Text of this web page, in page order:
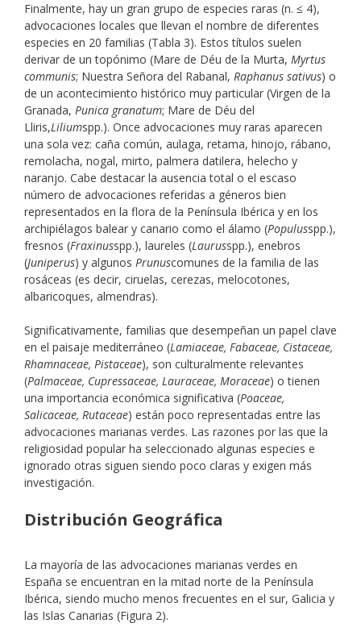
Finalmente, hay un gran grupo de especies raras (n. ≤ 4),
advocaciones locales que llevan el nombre de diferentes
especies en 20 familias (Tabla 3). Estos títulos suelen
derivar de un topónimo (Mare de Déu de la Murta, Myrtus
communis; Nuestra Señora del Rabanal, Raphanus sativus) o
de un acontecimiento histórico muy particular (Virgen de la
Granada, Punica granatum; Mare de Déu del
Lliris,Liliumspp.). Once advocaciones muy raras aparecen
una sola vez: caña común, aulaga, retama, hinojo, rábano,
remolacha, nogal, mirto, palmera datilera, helecho y
naranjo. Cabe destacar la ausencia total o el escaso
número de advocaciones referidas a géneros bien
representados en la flora de la Península Ibérica y en los
archipiélagos balear y canario como el álamo (Populusspp.),
fresnos (Fraxinusspp.), laureles (Laurusspp.), enebros
(Juniperus) y algunos Prunuscomunes de la familia de las
rosáceas (es decir, ciruelas, cerezas, melocotones,
albaricoques, almendras).
Significativamente, familias que desempeñan un papel clave
en el paisaje mediterráneo (Lamiaceae, Fabaceae, Cistaceae,
Rhamnaceae, Pistaceae), son culturalmente relevantes
(Palmaceae, Cupressaceae, Lauraceae, Moraceae) o tienen
una importancia económica significativa (Poaceae,
Salicaceae, Rutaceae) están poco representadas entre las
advocaciones marianas verdes. Las razones por las que la
religiosidad popular ha seleccionado algunas especies e
ignorado otras siguen siendo poco claras y exigen más
investigación.
Distribución Geográfica
La mayoría de las advocaciones marianas verdes en
España se encuentran en la mitad norte de la Península
Ibérica, siendo mucho menos frecuentes en el sur, Galicia y
las Islas Canarias (Figura 2).